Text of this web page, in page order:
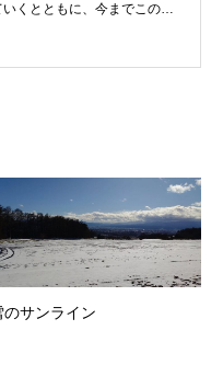
くとともに、今までこの町
々により楽しい軽井沢ライ
のサンライン